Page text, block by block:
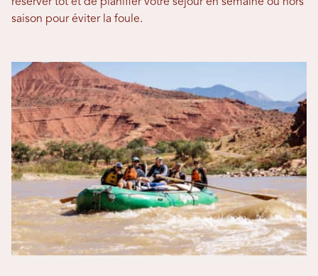
saison pour éviter la foule.